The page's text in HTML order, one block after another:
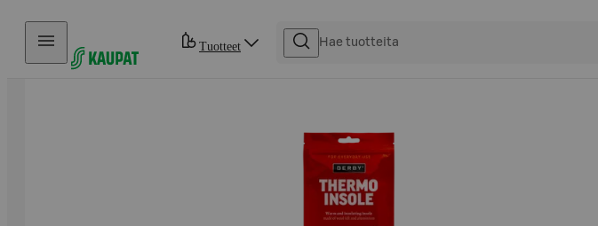
Hyppää sisältöön
Tuotteet